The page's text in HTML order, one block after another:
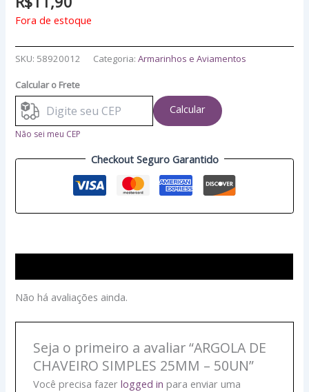
Fora de estoque
SKU: 58920012 Categoria:Armarinhos e Aviamentos
Calcular o Frete
Calcular
Não sei meu CEP
Checkout Seguro Garantido
Não há avaliações ainda.
Seja o primeiro a avaliar “ARGOLA DE
CHAVEIRO SIMPLES 25MM – 50UN”
Você precisa fazer logged in para enviar uma